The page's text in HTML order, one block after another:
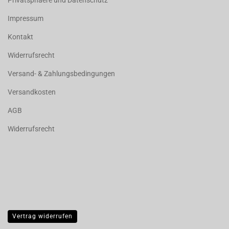
Impressum
Kontakt
Widerrufsrecht
Versand- & Zahlungsbedingungen
Versandkosten
AGB
Widerrufsrecht
Vertrag widerrufen